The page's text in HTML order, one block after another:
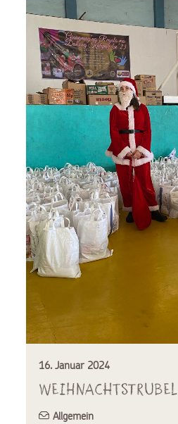
16. Januar 2024
Weihnachtstrubel
Allgemein